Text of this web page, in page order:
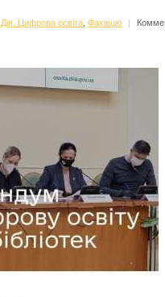
Дія. Цифрова освіта Фахівцю |